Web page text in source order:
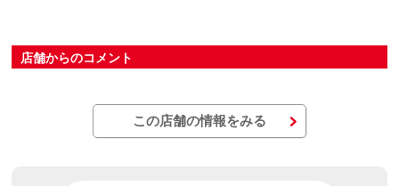
店舗からのコメント
この店舗の情報をみる